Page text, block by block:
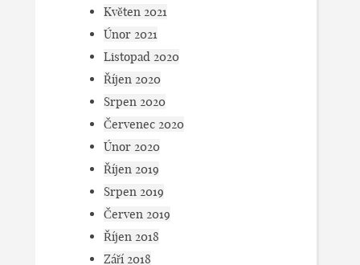
Květen 2021
Únor 2021
Listopad 2020
Říjen 2020
Srpen 2020
Červenec 2020
Únor 2020
Říjen 2019
Srpen 2019
Červen 2019
Říjen 2018
Září 2018